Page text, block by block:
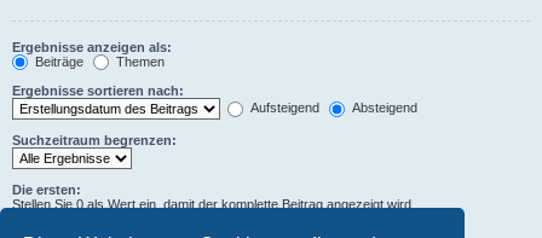
Ergebnisse anzeigen als:
Beiträge
Themen
Ergebnisse sortieren nach:
Aufsteigend
Absteigend
Suchzeitraum begrenzen:
Die ersten:
Stellen Sie 0 als Wert ein, damit der komplette Beitrag angezeigt wird.